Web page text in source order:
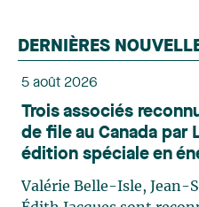
DERNIÈRES
5 août 2026
Trois associés
de file au Canada par
édition spéciale en
Valérie Belle-Isle, Jean-